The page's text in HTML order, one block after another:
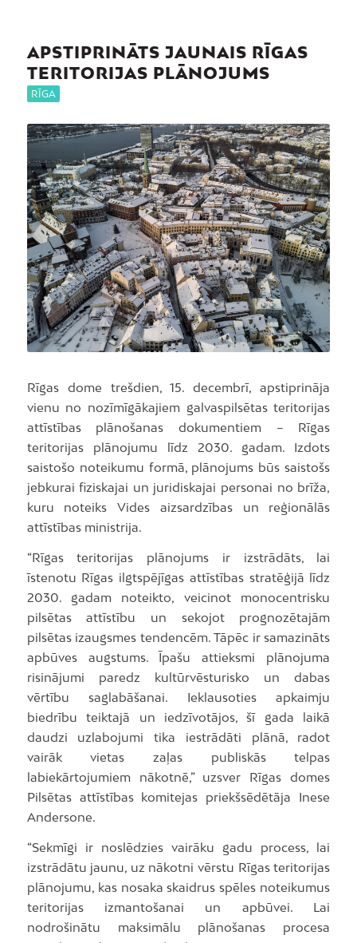
APSTIPRINĀTS JAUNAIS RĪGAS
TERITORIJAS PLĀNOJUMS
RĪGA
Rīgas dome trešdien, 15. decembrī, apstiprināja
vienu no nozīmīgākajiem galvaspilsētas teritorijas
attīstības plānošanas dokumentiem – Rīgas
teritorijas plānojumu līdz 2030. gadam. Izdots
saistošo noteikumu formā, plānojums būs saistošs
jebkurai fiziskajai un juridiskajai personai no brīža,
kuru noteiks Vides aizsardzības un reģionālās
attīstības ministrija.
“Rīgas teritorijas plānojums ir izstrādāts, lai
īstenotu Rīgas ilgtspējīgas attīstības stratēģijā līdz
2030. gadam noteikto, veicinot monocentrisku
pilsētas attīstību un sekojot prognozētajām
pilsētas izaugsmes tendencēm. Tāpēc ir samazināts
apbūves augstums. Īpašu attieksmi plānojuma
risinājumi paredz kultūrvēsturisko un dabas
vērtību saglabāšanai. Ieklausoties apkaimju
biedrību teiktajā un iedzīvotājos, šī gada laikā
daudzi uzlabojumi tika iestrādāti plānā, radot
vairāk vietas zaļas publiskās telpas
labiekārtojumiem nākotnē,” uzsver Rīgas domes
Pilsētas attīstības komitejas priekšsēdētāja Inese
Andersone.
“Sekmīgi ir noslēdzies vairāku gadu process, lai
izstrādātu jaunu, uz nākotni vērstu Rīgas teritorijas
plānojumu, kas nosaka skaidrus spēles noteikumus
teritorijas izmantošanai un apbūvei. Lai
nodrošinātu maksimālu plānošanas procesa